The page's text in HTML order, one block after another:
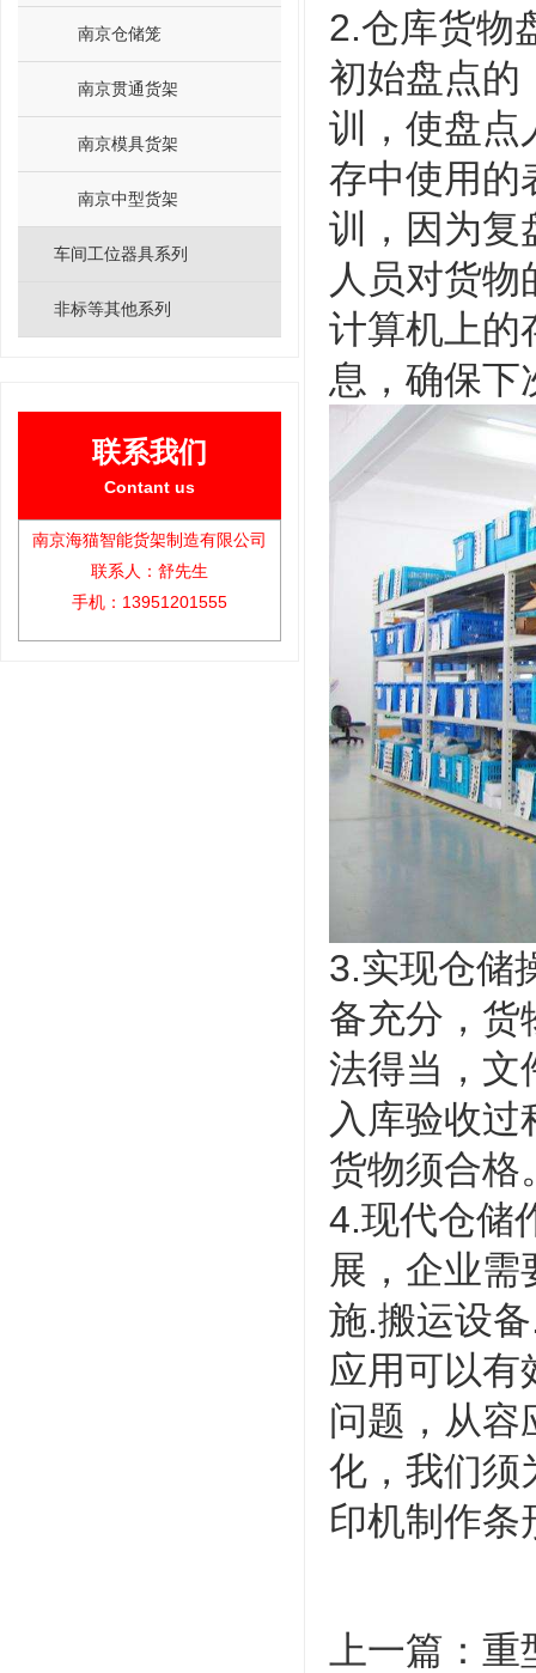
南京仓储笼
南京贯通货架
南京模具货架
南京中型货架
车间工位器具系列
非标等其他系列
联系我们
Contant us
南京海猫智能货架制造有限公司
联系人：舒先生
手机：13951201555
2.仓库货物
初始盘点的
训，使盘点
存中使用的
训，因为复
人员对货
计算机上的
息，确保下
3.实现仓储
备充分，货
法得当，文
入库验收
货物须合格
4.现代仓储
展，企业
施.搬运设
应用可以有
问题，从容
化，我们须
印机制作条
上一篇： 重